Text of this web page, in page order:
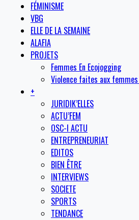
FÉMINISME
VBG
ELLE DE LA SEMAINE
ALAFIA
PROJETS
Femmes En Ecojogging
Violence faites aux
+
JURIDIK’ELLES
ACTU’FEM
OSC-I ACTU
ENTREPRENEURIAT
EDITOS
BIEN ÊTRE
INTERVIEWS
SOCIETE
SPORTS
TENDANCE